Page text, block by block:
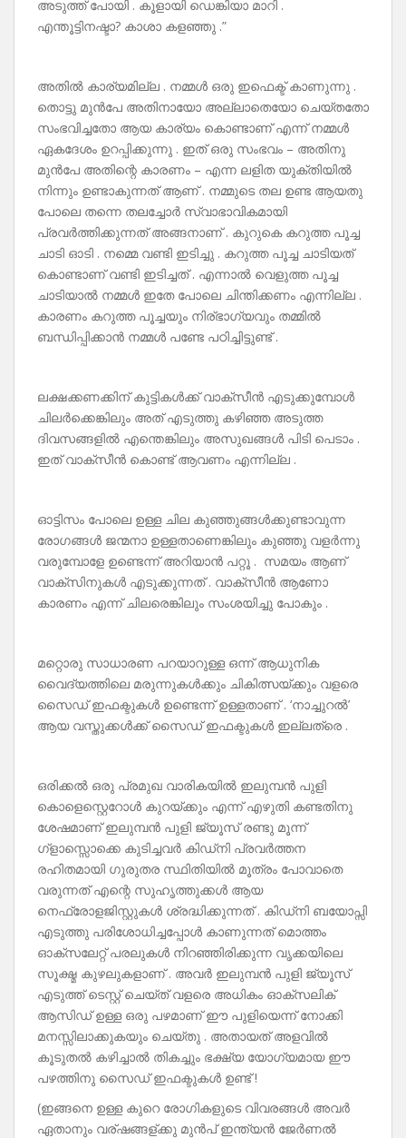
അടുത്ത് പോയി . കൂളായി ഡെങ്കിയാ മാറി .
എന്തൂട്ടിനഷ്ടാ? കാശാ കളഞ്ഞു .”
അതിൽ കാര്യമില്ല . നമ്മൾ ഒരു ഇഫെക്ട് കാണുന്നു .
തൊട്ടു മുൻപേ അതിനായോ അല്ലാതെയോ ചെയ്തതോ
സംഭവിച്ചതോ ആയ കാര്യം കൊണ്ടാണ് എന്ന് നമ്മൾ
ഏകദേശം ഉറപ്പിക്കുന്നു . ഇത് ഒരു സംഭവം – അതിനു
മുൻപേ അതിന്റെ കാരണം – എന്ന ലളിത യുക്തിയിൽ
നിന്നും ഉണ്ടാകുന്നത് ആണ് . നമ്മുടെ തല ഉണ്ട ആയതു
പോലെ തന്നെ തലച്ചോർ സ്വാഭാവികമായി
പ്രവർത്തിക്കുന്നത് അങ്ങനാണ് . കുറുകെ കറുത്ത പൂച്ച
ചാടി ഓടി . നമ്മെ വണ്ടി ഇടിച്ചു . കറുത്ത പൂച്ച ചാടിയത്
കൊണ്ടാണ് വണ്ടി ഇടിച്ചത് . എന്നാൽ വെളുത്ത പൂച്ച
ചാടിയാൽ നമ്മൾ ഇതേ പോലെ ചിന്തിക്കണം എന്നില്ല .
കാരണം കറുത്ത പൂച്ചയും നിര്ഭാഗ്യവും തമ്മിൽ
ബന്ധിപ്പിക്കാൻ നമ്മൾ പണ്ടേ പഠിച്ചിട്ടുണ്ട് .
ലക്ഷക്കണക്കിന് കുട്ടികൾക്ക് വാക്സീൻ എടുക്കുമ്പോൾ
ചിലർക്കെങ്കിലും അത് എടുത്തു കഴിഞ്ഞ അടുത്ത
ദിവസങ്ങളിൽ എന്തെങ്കിലും അസുഖങ്ങൾ പിടി പെടാം .
ഇത് വാക്സീൻ കൊണ്ട് ആവണം എന്നില്ല .
ഓട്ടിസം പോലെ ഉള്ള ചില കുഞ്ഞുങ്ങൾക്കുണ്ടാവുന്ന
രോഗങ്ങൾ ജന്മനാ ഉള്ളതാണെങ്കിലും കുഞ്ഞു വളർന്നു
വരുമ്പോളേ ഉണ്ടെന്ന് അറിയാൻ പറ്റൂ . സമയം ആണ്
വാക്‌സിനുകൾ എടുക്കുന്നത് . വാക്സീൻ ആണോ
കാരണം എന്ന് ചിലരെങ്കിലും സംശയിച്ചു പോകും .
മറ്റൊരു സാധാരണ പറയാറുള്ള ഒന്ന് ആധുനിക
വൈദ്യത്തിലെ മരുന്നുകൾക്കും ചികിത്സയ്ക്കും വളരെ
സൈഡ് ഇഫക്ടുകൾ ഉണ്ടെന്ന് ഉള്ളതാണ് . ‘നാച്ചുറൽ’
ആയ വസ്തുക്കൾക്ക് സൈഡ് ഇഫക്ടുകൾ ഇല്ലത്രെ .
ഒരിക്കൽ ഒരു പ്രമുഖ വാരികയിൽ ഇലുമ്പൻ പുളി
കൊളെസ്റ്റെറോൾ കുറയ്ക്കും എന്ന് എഴുതി കണ്ടതിനു
ശേഷമാണ് ഇലുമ്പൻ പുളി ജ്യൂസ് രണ്ടു മൂന്ന്
ഗ്ളാസ്സൊക്കെ കുടിച്ചവർ കിഡ്നി പ്രവർത്തന
രഹിതമായി ഗുരുതര സ്ഥിതിയിൽ മൂത്രം പോവാതെ
വരുന്നത് എന്റെ സുഹൃത്തുക്കൾ ആയ
നെഫ്രോളജിസ്റ്റുകൾ ശ്രദ്ധിക്കുന്നത് . കിഡ്നി ബയോപ്സി
എടുത്തു പരിശോധിച്ചപ്പോൾ കാണുന്നത് മൊത്തം
ഓക്സലേറ്റ് പരലുകൾ നിറഞ്ഞിരിക്കുന്ന വൃക്കയിലെ
സൂക്ഷ്മ കുഴലുകളാണ് . അവർ ഇലുമ്പൻ പുളി ജ്യൂസ്
എടുത്ത് ടെസ്റ്റ് ചെയ്ത് വളരെ അധികം ഓക്സലിക്
ആസിഡ് ഉള്ള ഒരു പഴമാണ് ഈ പുളിയെന്ന് നോക്കി
മനസ്സിലാക്കുകയും ചെയ്തു . അതായത് അളവിൽ
കൂടുതൽ കഴിച്ചാൽ തികച്ചും ഭക്ഷ്യ യോഗ്യമായ ഈ
പഴത്തിനു സൈഡ് ഇഫക്ടുകൾ ഉണ്ട് !
(ഇങ്ങനെ ഉള്ള കുറെ രോഗികളുടെ വിവരങ്ങൾ അവർ
ഏതാനും വര്ഷങ്ങള്ക്കു മുൻപ് ഇന്ത്യൻ ജേർണൽ